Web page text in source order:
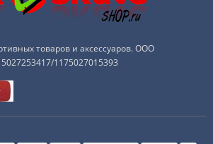
товаров и аксессуаров. ООО
1175027015393